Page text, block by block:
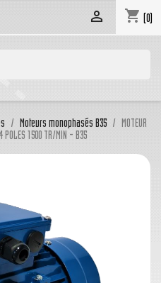
shopping_cart (0)

Moteurs monophasés B35
MOTEUR
POLES 1500 TR/MIN - B35